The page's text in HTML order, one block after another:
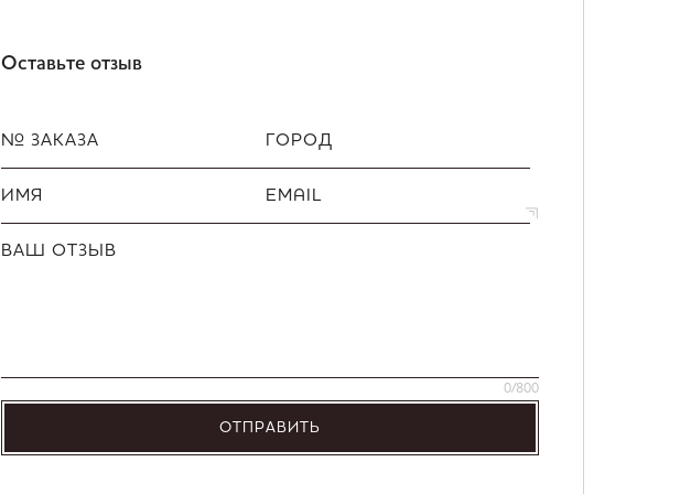
Оставьте отзыв
№ ЗАКАЗА ГОРОД
ИМЯ EMAIL
ВАШ ОТЗЫВ
0/800
ОТПРАВИТЬ